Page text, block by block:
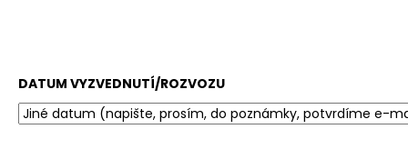
DATUM VYZVEDNUTÍ/ROZVOZU